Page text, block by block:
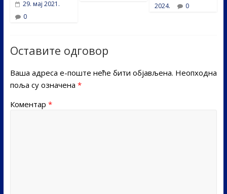
29. мај 2021.
0
2024. 0
Оставите одговор
Ваша адреса е-поште неће бити објављена. Неопходна
поља су означена *
Коментар *